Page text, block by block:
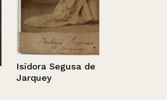
Isidora Segusa de
Jarquey